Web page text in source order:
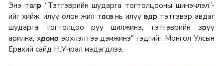
Энэ төслөөр “Тэтгэврийн шударга тогтолцооны шинэчлэл”-
ийг хийж, илүү олон жил төлсөн нь илүү өндөр тэтгэвэр авдаг
шударга тогтолцоо руу шилжинэ, тэтгэврийн зөрүү
арилна, хөдөлмөр эрхлэлтээ дэмжинэ" гэдгийг Монгол Улсын
Ерөнхий сайд Н.Учрал мэдэгдлээ.